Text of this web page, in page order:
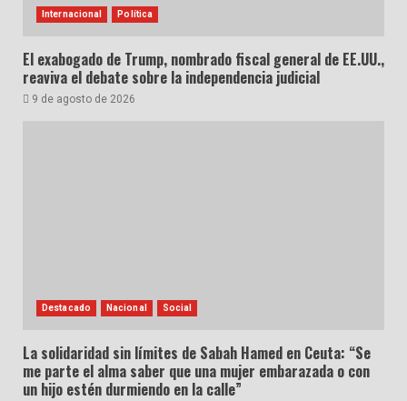
Internacional Política
El exabogado de Trump, nombrado fiscal general de EE.UU.,
reaviva el debate sobre la independencia judicial
9 de agosto de 2026
Destacado Nacional Social
La solidaridad sin límites de Sabah Hamed en Ceuta: “Se
me parte el alma saber que una mujer embarazada o con
un hijo estén durmiendo en la calle”